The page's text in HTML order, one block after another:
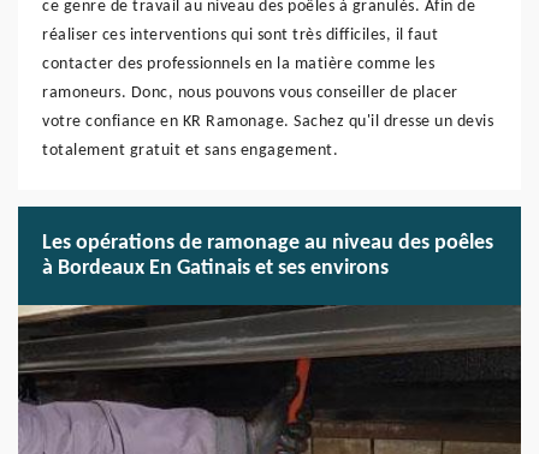
ce genre de travail au niveau des poêles à granulés. Afin de
réaliser ces interventions qui sont très difficiles, il faut
contacter des professionnels en la matière comme les
ramoneurs. Donc, nous pouvons vous conseiller de placer
votre confiance en KR Ramonage. Sachez qu'il dresse un devis
totalement gratuit et sans engagement.
Les opérations de ramonage au niveau des poêles
à Bordeaux En Gatinais et ses environs